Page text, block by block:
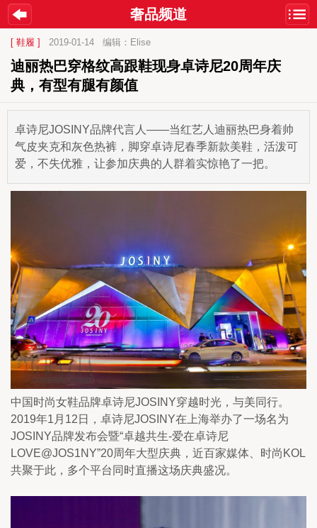
奢品频道
[ 鞋履 ] 2019-01-14 编辑：Elise
迪丽热巴穿格纹高跟鞋现身卓诗尼20周年庆
典，有型有腿有颜值
卓诗尼JOSINY品牌代言人——当红艺人迪丽热巴身着帅
气皮夹克和灰色热裤，脚穿卓诗尼春季新款美鞋，活泼可
爱，不失优雅，让参加庆典的人群着实惊艳了一把。
中国时尚女鞋品牌卓诗尼JOSINY穿越时光，与美同行。
2019年1月12日，卓诗尼JOSINY在上海举办了一场名为
JOSINY品牌发布会暨“卓越共生-爱在卓诗尼
LOVE@JOS1NY”20周年大型庆典，近百家媒体、时尚KOL
共聚于此，多个平台同时直播这场庆典盛况。